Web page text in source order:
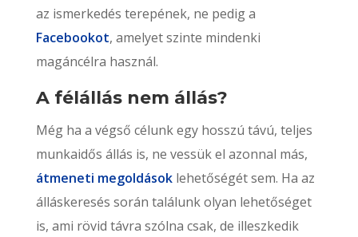
az ismerkedés terepének, ne pedig a
Facebookot, amelyet szinte mindenki
magáncélra használ.
A félállás nem állás?
Még ha a végső célunk egy hosszú távú, teljes
munkaidős állás is, ne vessük el azonnal más,
átmeneti megoldások lehetőségét sem. Ha az
álláskeresés során találunk olyan lehetőséget
is, ami rövid távra szólna csak, de illeszkedik